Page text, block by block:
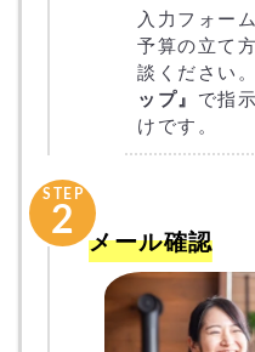
入力フォー
予算の立て
談ください。
ップ』 で指
けです。
STEP
2
メール確認